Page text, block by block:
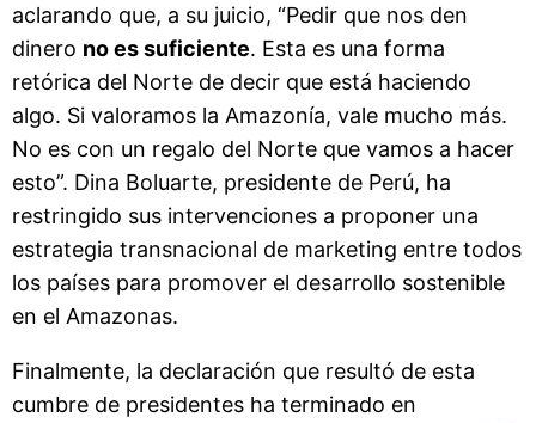
aclarando que, a su juicio, “Pedir que nos den
dinero no es suficiente. Esta es una forma
retórica del Norte de decir que está haciendo
algo. Si valoramos la Amazonía, vale mucho más.
No es con un regalo del Norte que vamos a hacer
esto”. Dina Boluarte, presidente de Perú, ha
restringido sus intervenciones a proponer una
estrategia transnacional de marketing entre todos
los países para promover el desarrollo sostenible
en el Amazonas.
Finalmente, la declaración que resultó de esta
cumbre de presidentes ha terminado en